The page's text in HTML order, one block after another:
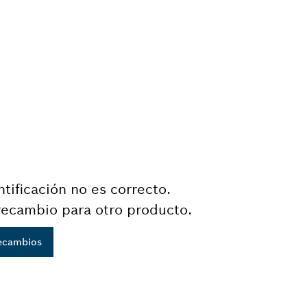
no es correcto.
para otro producto.